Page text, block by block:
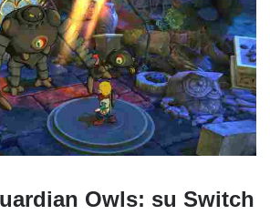
Owls: su Switch